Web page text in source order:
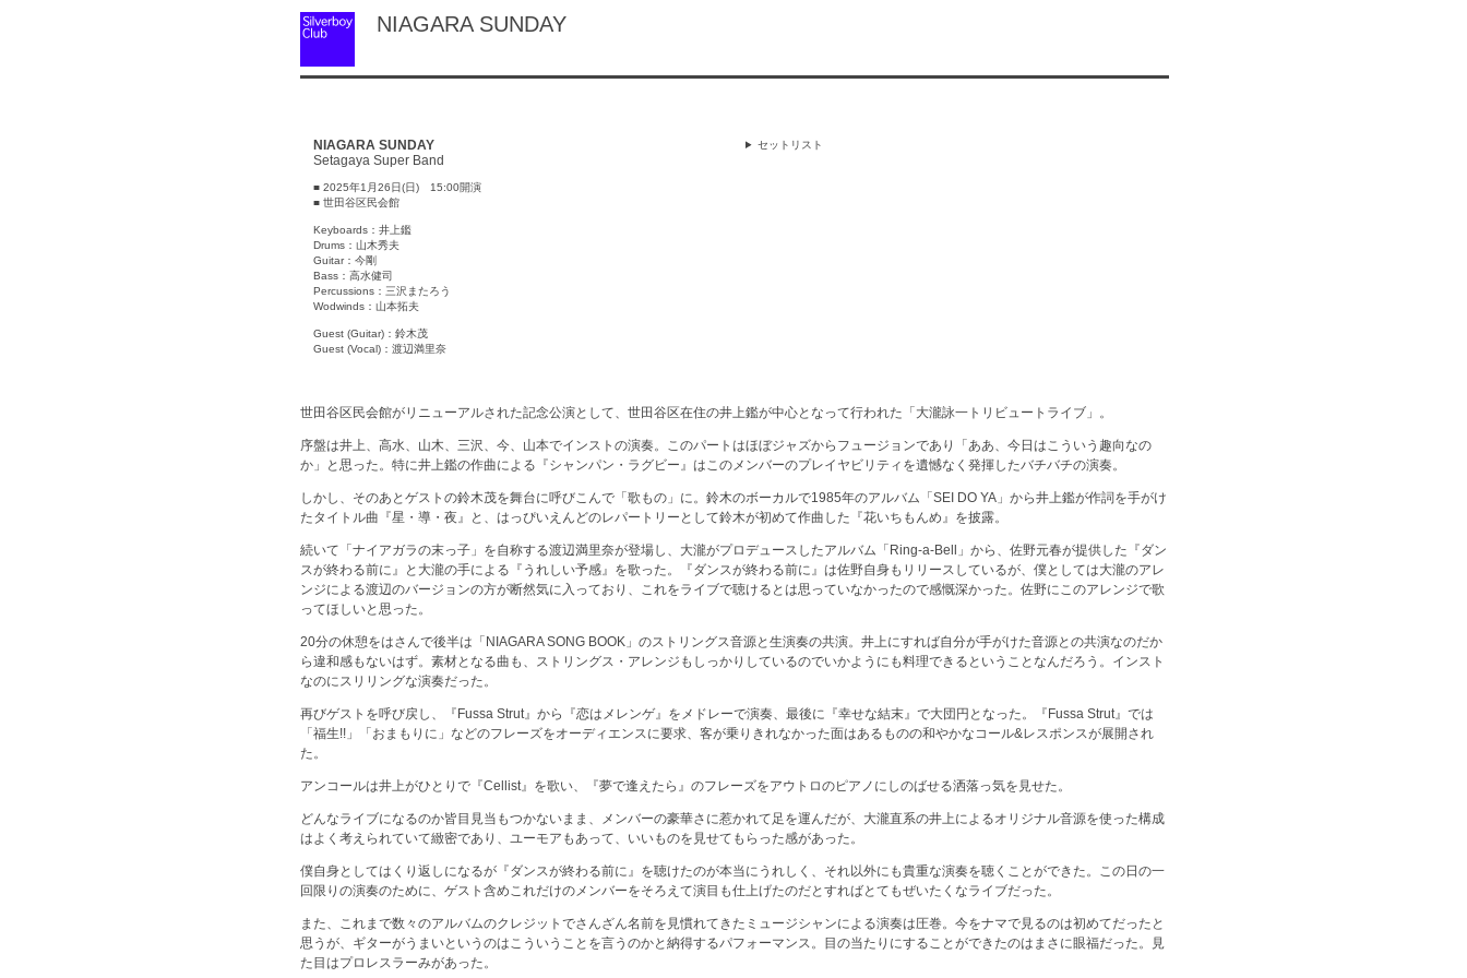
NIAGARA SUNDAY
NIAGARA SUNDAY
Setagaya Super Band
■ 2025年1月26日(日) 15:00開演
■ 世田谷区民会館
Keyboards：井上鑑
Drums：山木秀夫
Guitar：今剛
Bass：高水健司
Percussions：三沢またろう
Wodwinds：山本拓夫
Guest (Guitar)：鈴木茂
Guest (Vocal)：渡辺満里奈
セットリスト
世田谷区民会館がリニューアルされた記念公演として、世田谷区在住の井上鑑が中心となって行われた「大瀧詠一トリビュートライブ」。
序盤は井上、高水、山木、三沢、今、山本でインストの演奏。このパートはほぼジャズからフュージョンであり「ああ、今日はこういう趣向なの
か」と思った。特に井上鑑の作曲による『シャンパン・ラグビー』はこのメンバーのプレイヤビリティを遺憾なく発揮したバチバチの演奏。
しかし、そのあとゲストの鈴木茂を舞台に呼びこんで「歌もの」に。鈴木のボーカルで1985年のアルバム「SEI DO YA」から井上鑑が作詞を手がけ
たタイトル曲『星・導・夜』と、はっぴいえんどのレパートリーとして鈴木が初めて作曲した『花いちもんめ』を披露。
続いて「ナイアガラの末っ子」を自称する渡辺満里奈が登場し、大瀧がプロデュースしたアルバム「Ring-a-Bell」から、佐野元春が提供した『ダン
スが終わる前に』と大瀧の手による『うれしい予感』を歌った。『ダンスが終わる前に』は佐野自身もリリースしているが、僕としては大瀧のアレ
ンジによる渡辺のバージョンの方が断然気に入っており、これをライブで聴けるとは思っていなかったので感慨深かった。佐野にこのアレンジで歌
ってほしいと思った。
20分の休憩をはさんで後半は「NIAGARA SONG BOOK」のストリングス音源と生演奏の共演。井上にすれば自分が手がけた音源との共演なのだか
ら違和感もないはず。素材となる曲も、ストリングス・アレンジもしっかりしているのでいかようにも料理できるということなんだろう。インスト
なのにスリリングな演奏だった。
再びゲストを呼び戻し、『Fussa Strut』から『恋はメレンゲ』をメドレーで演奏、最後に『幸せな結末』で大団円となった。『Fussa Strut』では
「福生!!」「おまもりに」などのフレーズをオーディエンスに要求、客が乗りきれなかった面はあるものの和やかなコール&レスポンスが展開され
た。
アンコールは井上がひとりで『Cellist』を歌い、『夢で逢えたら』のフレーズをアウトロのピアノにしのばせる洒落っ気を見せた。
どんなライブになるのか皆目見当もつかないまま、メンバーの豪華さに惹かれて足を運んだが、大瀧直系の井上によるオリジナル音源を使った構成
はよく考えられていて緻密であり、ユーモアもあって、いいものを見せてもらった感があった。
僕自身としてはくり返しになるが『ダンスが終わる前に』を聴けたのが本当にうれしく、それ以外にも貴重な演奏を聴くことができた。この日の一
回限りの演奏のために、ゲスト含めこれだけのメンバーをそろえて演目も仕上げたのだとすればとてもぜいたくなライブだった。
また、これまで数々のアルバムのクレジットでさんざん名前を見慣れてきたミュージシャンによる演奏は圧巻。今をナマで見るのは初めてだったと
思うが、ギターがうまいというのはこういうことを言うのかと納得するパフォーマンス。目の当たりにすることができたのはまさに眼福だった。見
た目はプロレスラーみがあった。